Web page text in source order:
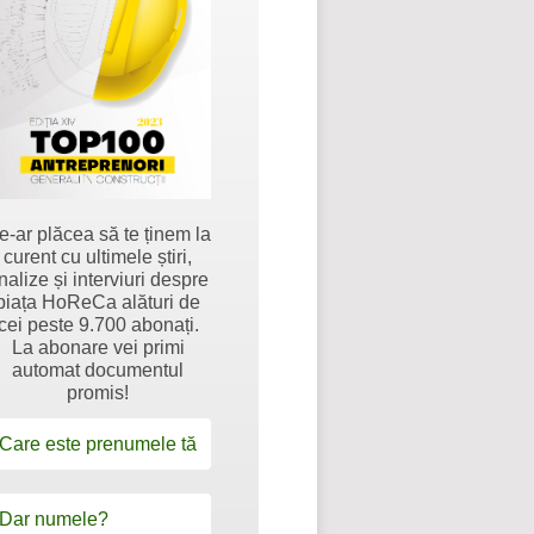
ar plăcea să te ținem la
curent cu ultimele știri,
și interviuri despre
HoReCa alături de
peste 9.700 abonați.
La abonare vei primi
automat documentul
promis!